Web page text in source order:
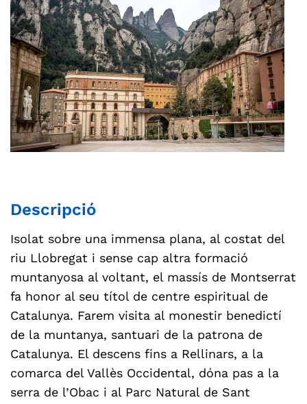
Descripció
Isolat sobre una immensa plana, al costat del
riu Llobregat i sense cap altra formació
muntanyosa al voltant, el massís de Montserrat
fa honor al seu títol de centre espiritual de
Catalunya. Farem visita al monestir benedictí
de la muntanya, santuari de la patrona de
Catalunya. El descens fins a Rellinars, a la
comarca del Vallès Occidental, dóna pas a la
serra de l’Obac i al Parc Natural de Sant